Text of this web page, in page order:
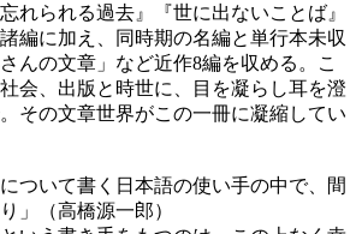
れられる過去』『世に出ないことば』
編に加え、同時期の名編と単行本未収
んの文章」など近作8編を収める。こ
会、出版と時世に、目を凝らし耳を澄
その文章世界がこの一冊に凝縮してい
ついて書く日本語の使い手の中で、間
」（高橋源一郎）